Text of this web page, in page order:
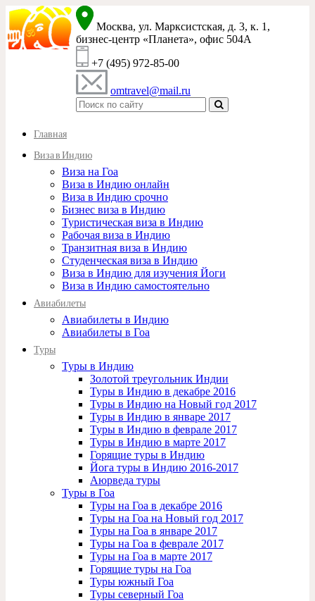
Москва, ул. Марксистская, д. 3, к. 1,
бизнес-центр «Планета», офис 504A
+7 (495) 972-85-00
omtravel@mail.ru
Главная
Виза в Индию
Виза на Гоа
Виза в Индию онлайн
Виза в Индию срочно
Бизнес виза в Индию
Туристическая виза в Индию
Рабочая виза в Индию
Транзитная виза в Индию
Студенческая виза в Индию
Виза в Индию для изучения Йоги
Виза в Индию самостоятельно
Авиабилеты
Авиабилеты в Индию
Авиабилеты в Гоа
Туры
Туры в Индию
Золотой треугольник Индии
Туры в Индию в декабре 2016
Туры в Индию на Новый год 2017
Туры в Индию в январе 2017
Туры в Индию в феврале 2017
Туры в Индию в марте 2017
Горящие туры в Индию
Йога туры в Индию 2016-2017
Аюрведа туры
Туры в Гоа
Туры на Гоа в декабре 2016
Туры на Гоа на Новый год 2017
Туры на Гоа в январе 2017
Туры на Гоа в феврале 2017
Туры на Гоа в марте 2017
Горящие туры на Гоа
Туры южный Гоа
Туры северный Гоа